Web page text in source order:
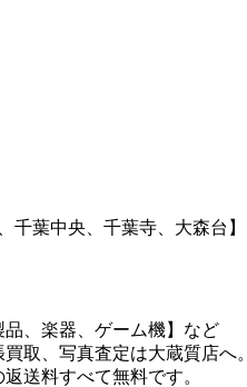
千葉中央、千葉寺、大森台】
品、楽器、ゲーム機】など
取、写真査定は大蔵質店へ。
送料すべて無料です。